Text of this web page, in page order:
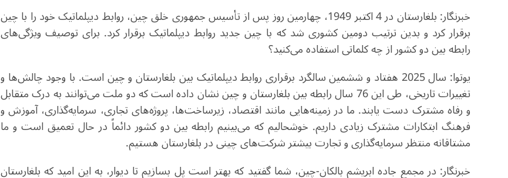
خبرنگار: بلغارستان در 4 اکتبر 1949، چهارمین روز پس از تأسیس جمهوری خلق چین، روابط دیپلماتیک خود را با چین
برقرار کرد و بدین ترتیب دومین کشوری شد که با چین جدید روابط دیپلماتیک برقرار کرد. برای توصیف ویژگی‌های
رابطه بین دو کشور از چه کلماتی استفاده می‌کنید؟
یوتوا: سال 2025 هفتاد و ششمین سالگرد برقراری روابط دیپلماتیک بین بلغارستان و چین است. با وجود چالش‌ها و
تغییرات تاریخی، طی این 76 سال رابطه بین بلغارستان و چین نشان داده است که دو ملت می‌توانند به درک متقابل
و رفاه مشترک دست یابند. ما در زمینه‌هایی مانند اقتصاد، زیرساخت‌ها، پروژه‌های تجاری، سرمایه‌گذاری، آموزش و
فرهنگ ابتکارات مشترک زیادی داریم. خوشحالیم که می‌بینیم رابطه بین دو کشور دائماً در حال تعمیق است و ما
مشتاقانه منتظر سرمایه‌گذاری و تجارت بیشتر شرکت‌های چینی در بلغارستان هستیم.
خبرنگار: در مجمع جاده ابریشم بالکان-چین، شما گفتید که بهتر است پل بسازیم تا دیوار، به این امید که بلغارستان